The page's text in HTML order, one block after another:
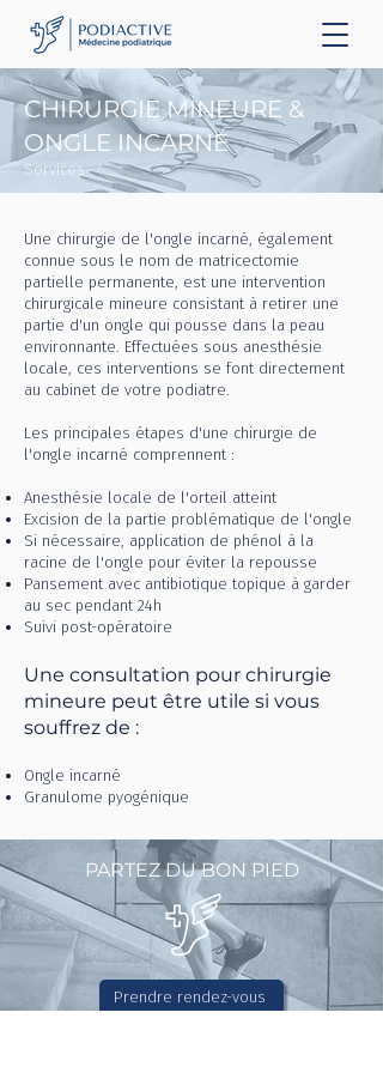
CHIRURGIE MINEURE &
ONGLE INCARNÉ
Services
Une chirurgie de l'ongle incarné, également
connue sous le nom de matricectomie
partielle permanente, est une intervention
chirurgicale mineure consistant à retirer une
partie d'un ongle qui pousse dans la peau
environnante. Effectuées sous anesthésie
locale, ces interventions se font directement
au cabinet de votre podiatre.
Les principales étapes d'une chirurgie de
l'ongle incarné comprennent :
Anesthésie locale de l'orteil atteint
Excision de la partie problématique de l'ongle
Si nécessaire, application de phénol à la
racine de l'ongle pour éviter la repousse
Pansement avec antibiotique topique à garder
au sec pendant 24h
Suivi post-opératoire
Une consultation pour chirurgie
mineure peut être utile si vous
souffrez de :
Ongle incarné
Granulome pyogénique
PARTEZ DU BON PIED
Prendre rendez-vous